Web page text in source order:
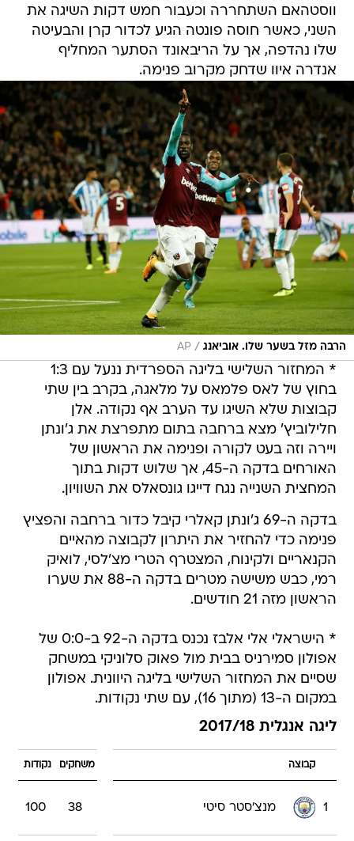
ווסטהאם השתחררה וכעבור חמש דקות השיגה את
השני, כאשר חוסה פונטה הגיע לכדור קרן והבעיטה
שלו נהדפה, אך על הריבאונד הסתער המחליף
אנדרה איוו שדחק מקרוב פנימה.
הרבה מזל בשער שלו. אוביאנג /
AP
* המחזור השלישי בליגה הספרדית ננעל עם 1:3
בחוץ של לאס פלמאס על מלאגה, בקרב בין שתי
קבוצות שלא השיגו עד הערב אף נקודה. אלן
חלילוביץ' מצא ברחבה בתום מתפרצת את ג'ונתן
ויירה וזה בעט לקורה ופנימה את הראשון של
האורחים בדקה ה-45, אך שלוש דקות בתוך
המחצית השנייה נגח דייגו גונסאלס את השוויון.
בדקה ה-69 ג'ונתן קאלרי קיבל כדור ברחבה והפציץ
פנימה כדי להחזיר את היתרון לקבוצה מהאיים
הקנאריים ולקינוח, המצטרף הטרי מצ'לסי, לואיק
רמי, כבש משישה מטרים בדקה ה-88 את שערו
הראשון מזה 21 חודשים.
* הישראלי אלי אלבז נכנס בדקה ה-92 ב-0:0 של
אפולון סמירניס בבית מול פאוק סלוניקי במשחק
שסיים את המחזור השלישי בליגה היוונית. אפולון
במקום ה-13 (מתוך 16), עם שתי נקודות.
ליגה אנגלית 2017/18
קבוצה משחקים נקודות
1 מנצ'סטר סיטי 38
100